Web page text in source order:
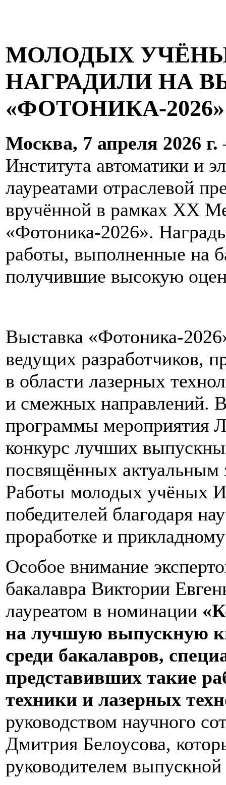
МОЛОДЫХ
НАГРАДИЛИ НА
«ФОТОНИКА-2026»
Москва, 7 апреля 2026 г.
Института автоматики и
лауреатами отраслевой
вручённой в рамках XX
«Фотоника-2026».
работы, выполненные на
получившие высокую
Выставка «Фотоника-
ведущих разработчиков,
в области лазерных
и смежных направлений.
программы мероприятия
конкурс лучших
посвящённых актуальным
Работы молодых учёных
победителей благодаря
проработке и
Особое внимание
бакалавра Виктории
лауреатом в номинации
на лучшую выпускную
среди бакалавров,
представивших такие
техники и лазерных
руководством научного
Дмитрия Белоусова,
руководителем